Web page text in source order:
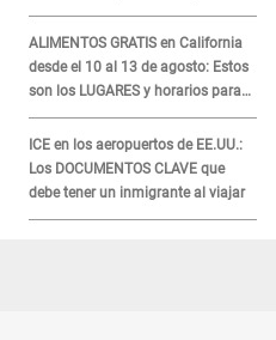
ALIMENTOS GRATIS en California
desde el 10 al 13 de agosto: Estos
son los LUGARES y horarios para
recibir la ayuda
ICE en los aeropuertos de EE.UU.:
Los DOCUMENTOS CLAVE que
debe tener un inmigrante al viajar